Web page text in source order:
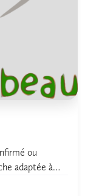
ou
adaptée à